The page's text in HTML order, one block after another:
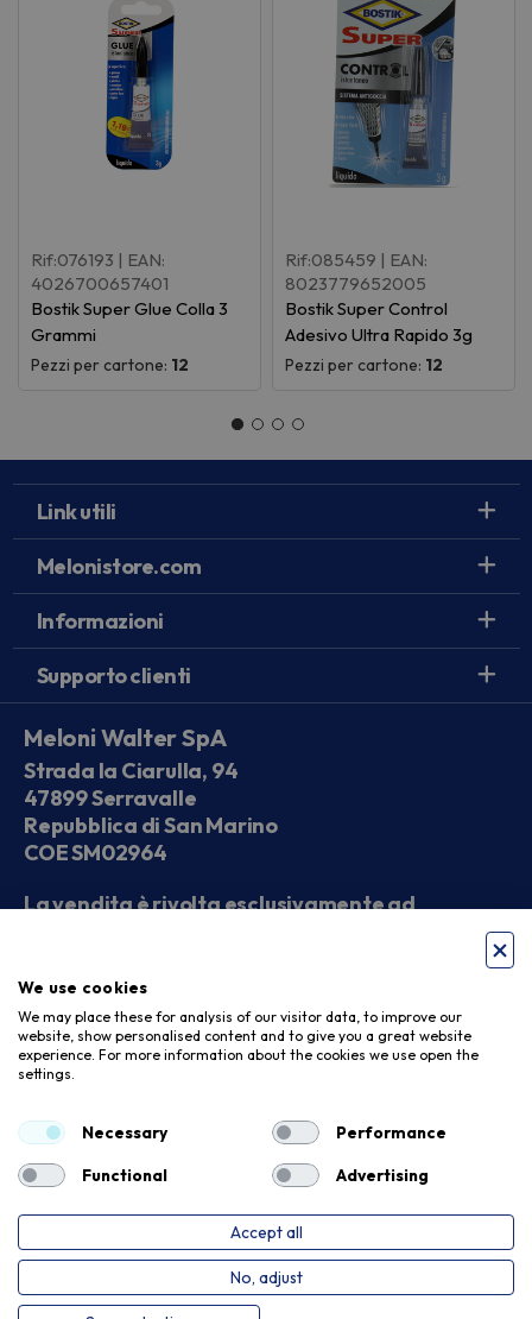
Rif:076193 | EAN:
4026700657401
Bostik Super Glue Colla 3
Grammi
Pezzi per cartone: 12
Rif:085459 | EAN:
8023779652005
Bostik Super Control
Adesivo Ultra Rapido 3g
Pezzi per cartone: 12
Link utili
Melonistore.com
Informazioni
Supporto clienti
Meloni Walter SpA
Strada la Ciarulla, 94
47899 Serravalle
Repubblica di San Marino
COE SM02964
La vendita è rivolta esclusivamente ad
Accettiamo
Seguici sui social
Privacy Policy Cookie Policy
We use cookies
We may place these for analysis of our visitor data, to improve our
website, show personalised content and to give you a great website
experience. For more information about the cookies we use open the
settings.
Necessary
Performance
Functional
Advertising
Accept all
No, adjust